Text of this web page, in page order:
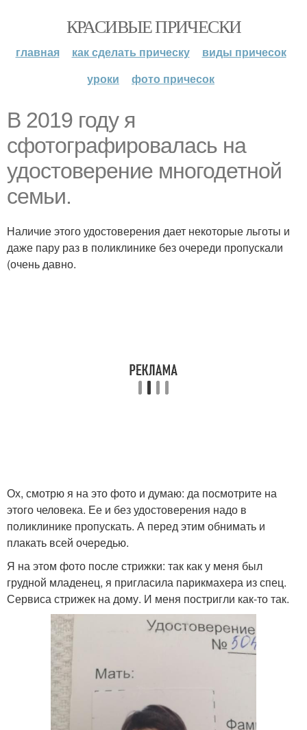
КРАСИВЫЕ ПРИЧЕСКИ
главная как сделать прическу
виды причесок
уроки
фото причесок
В 2019 году я
сфотографировалась на
удостоверение многодетной
семьи.
Наличие этого удостоверения дает некоторые льготы и
даже пару раз в поликлинике без очереди пропускали
(очень давно.
Ох, смотрю я на это фото и думаю: да посмотрите на
этого человека. Ее и без удостоверения надо в
поликлинике пропускать. А перед этим обнимать и
плакать всей очередью.
Я на этом фото после стрижки: так как у меня был
грудной младенец, я пригласила парикмахера из спец.
Сервиса стрижек на дому. И меня постригли как-то так.